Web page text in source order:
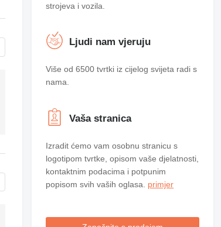
strojeva i vozila.
Ljudi nam vjeruju
Više od 6500 tvrtki iz cijelog svijeta radi s
nama.
Vaša stranica
Izradit ćemo vam osobnu stranicu s
logotipom tvrtke, opisom vaše djelatnosti,
kontaktnim podacima i potpunim
popisom svih vaših oglasa. primjer